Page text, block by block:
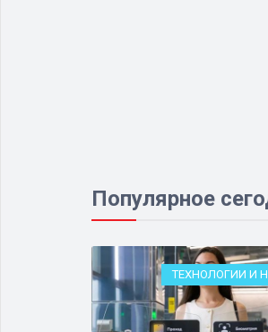
Популярное
ТЕХНОЛОГИИ И